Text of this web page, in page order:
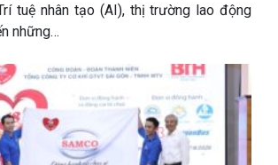
tuệ nhân tạo (AI), thị trường lao động
những…